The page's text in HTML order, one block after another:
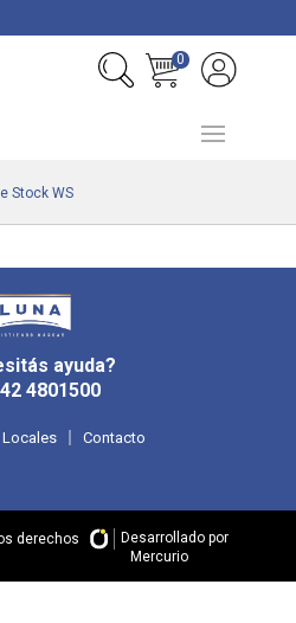
0
Stock WS
ayuda?
4801500
Locales Contacto
derechos
Desarrollado por
Mercurio